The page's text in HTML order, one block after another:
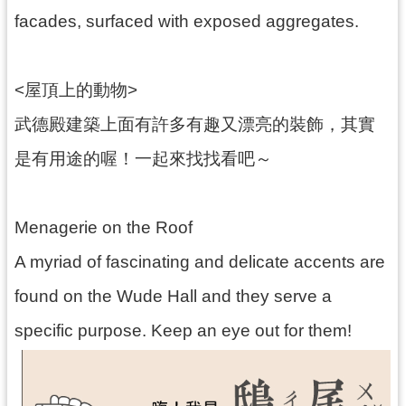
l
私
政
站
安
全
政
政
facades, surfaced with exposed aggregates.
<屋頂上的動物>
武德殿建築上面有許多有趣又漂亮的裝飾，其實
是有用途的喔！一起來找找看吧～
Menagerie on the Roof
A myriad of fascinating and delicate accents are
found on the Wude Hall and they serve a
specific purpose. Keep an eye out for them!